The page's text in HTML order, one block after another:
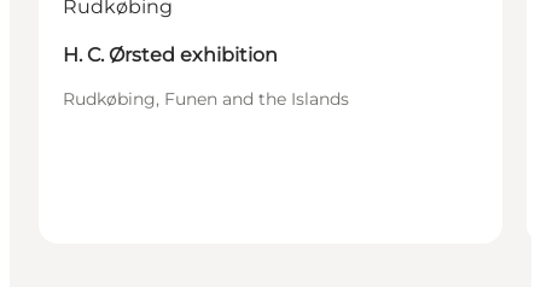
H. C. Ørsted exhibition
Rudkøbing, Funen and the Islands